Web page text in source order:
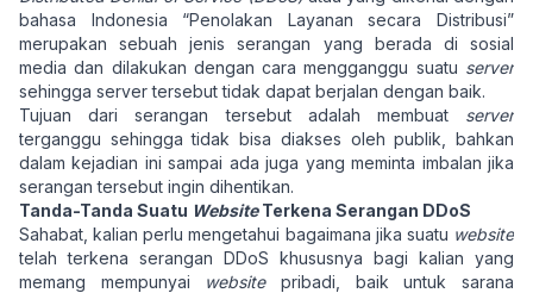
bahasa Indonesia “Penolakan Layanan secara Distribusi”
merupakan sebuah jenis serangan yang berada di sosial
media dan dilakukan dengan cara mengganggu suatu server
sehingga server tersebut tidak dapat berjalan dengan baik.
Tujuan dari serangan tersebut adalah membuat server
terganggu sehingga tidak bisa diakses oleh publik, bahkan
dalam kejadian ini sampai ada juga yang meminta imbalan jika
serangan tersebut ingin dihentikan.
Tanda-Tanda Suatu WebsiteTerkena Serangan DDoS
Sahabat, kalian perlu mengetahui bagaimana jika suatu website
telah terkena serangan DDoS khususnya bagi kalian yang
memang mempunyai websitepribadi, baik untuk sarana